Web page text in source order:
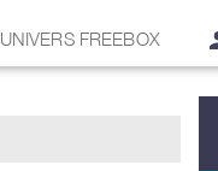
UNIVERS FREEBOX